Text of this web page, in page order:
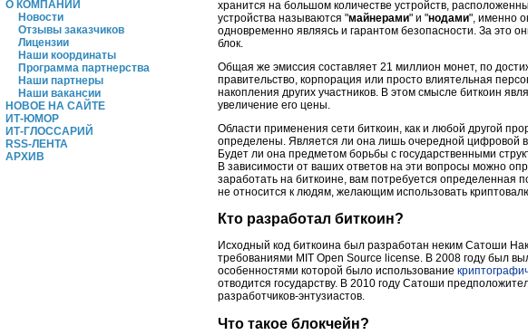
О КОМПАНИИ
Новости
Отзывы заказчиков
Лицензии
Наши координаты
Программа партнерства
Наши партнеры
Наши вакансии
НОВОЕ НА САЙТЕ
ИТ-ЮМОР
ИТ-ГЛОССАРИЙ
RSS-ЛЕНТА
АРХИВ
хранится на большом количестве устройств,
устройства называются "майнерами" и "нодами", именно
одновременно являясь и гарантом безопасности. За это
блок.
Общая же эмиссия составляет 21 миллион монет, по
правительство, корпорация или просто влиятельная
накопления других участников. В этом смысле биткоин
увеличение его цены.
Области применения сети биткоин, как и любой другой
определены. Является ли она лишь очередной цифровой
Будет ли она предметом борьбы с государственными
В зависимости от ваших ответов на эти вопросы можно
заработать на биткоине, вам потребуется определенная
не относится к людям, желающим использовать
Кто разработал биткоин?
Исходный код биткоина был разработан неким Сатоши
требованиями MIT Open Source license. В 2008 году был
особенностями которой было использование
отводится государству. В 2010 году Сатоши
разработчиков-энтузиастов.
Что такое блокчейн?